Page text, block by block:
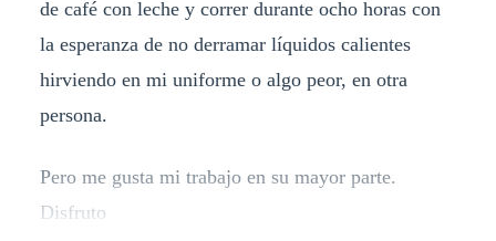
de café con leche y correr durante ocho horas con
la esperanza de no derramar líquidos calientes
hirviendo en mi uniforme o algo peor, en otra
persona.
Pero me gusta mi trabajo en su mayor parte.
Disfruto